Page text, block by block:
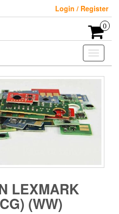
Login / Register
0
Toggle
LEXMARK
(WW)